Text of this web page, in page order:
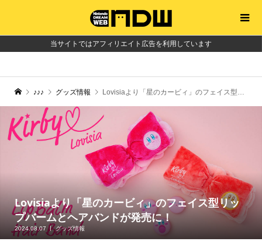
当サイトではアフィリエイト広告を利用しています
♪♪♪ グッズ情報 Lovisiaより「星のカービィ」のフェイス型リップバームとヘアバンドが発売に！
Lovisiaより「星のカービィ」のフェイス型リッ
プバームとヘアバンドが発売に！
2024.08.07 グッズ情報